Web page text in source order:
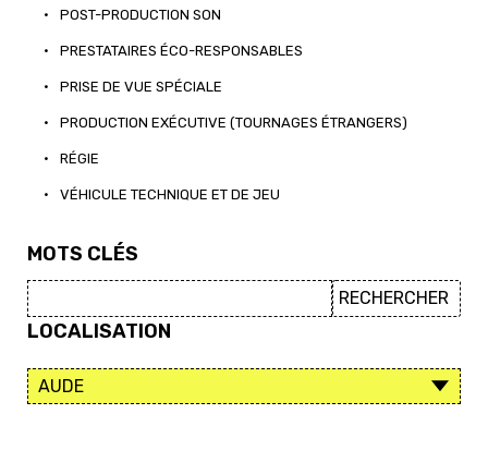
• POST-PRODUCTION SON
• PRESTATAIRES ÉCO-RESPONSABLES
• PRISE DE VUE SPÉCIALE
• PRODUCTION EXÉCUTIVE (TOURNAGES ÉTRANGERS)
• RÉGIE
• VÉHICULE TECHNIQUE ET DE JEU
MOTS CLÉS
LOCALISATION